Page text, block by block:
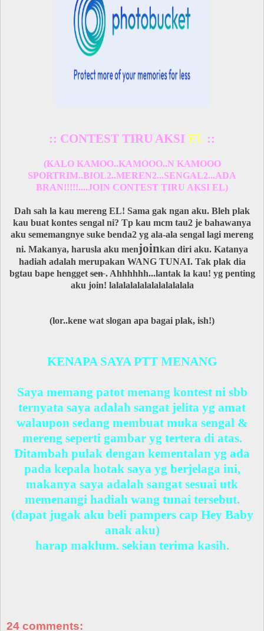
:: CONTEST TIRU AKSI EL ::
(KALO KAMOO..KAMOOO..N KAMOOO
SPORTRIM..BIOL2..MEREN2...SENGAL2...ADA
BRAN!!!!!....JOIN CONTEST TIRU AKSI EL)
Dah sah la kau mereng EL! Sama gak ngan aku. Bleh plak
kau buat kontes sengal ni? Tp kau mcm tau2 je bahawanya
aku sememangnye suke benda2 yg ala-ala sengal lagi mereng
ni. Makanya, harusla aku menjoinkan diri aku. Katanya
hadiah adalah merupakan WANG TUNAI. Tak plak dia
bgtau bape henggetsen. Ahhhhhh...lantak la kau! yg penting
aku join! lalalalalalalalalalalala
(lor..kene wat slogan apa bagai plak, ish!)
KENAPA SAYA PTT MENANG
Saya memang patot menang kontest ni sbb
ternyata saya adalah sangat jelita yg amat
walaupon sedang membuat muka sengal &
mereng seperti gambar yg tertera di atas.
Ditambah pulak dengan kementalan yg ada
pada kepala hotak saya yg berjelaga ini,
makanya saya adalah sangat sesuai utk
memenangi hadiah wang tunai tersebut.
(dapat jugak aku beli pampers cap Hey Baby
anak aku)
harap maklum. sekian terima kasih.
24 comments: